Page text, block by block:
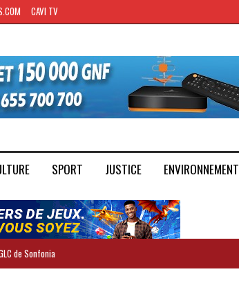
CAVI TV
SPORT JUSTICE ENVIRONNEMENT
de Sonfonia